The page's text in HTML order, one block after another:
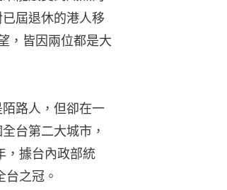
屆退休的港人移
，皆因兩位都是大
路人，但卻在一
台第二大城市，
，據台內政部統
之冠。